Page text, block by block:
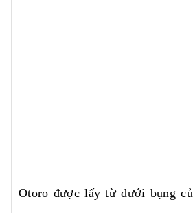
Otoro được lấy từ dưới bụng